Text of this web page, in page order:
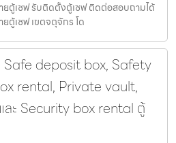
ยตู้เซฟ รับติดตั้งตู้เซฟ ติดต่อสอบถามได้
ตู้เซฟ เขตจตุจักร โด
Safe deposit box, Safety
rental, Private vault,
ะ Security box rental ตู้